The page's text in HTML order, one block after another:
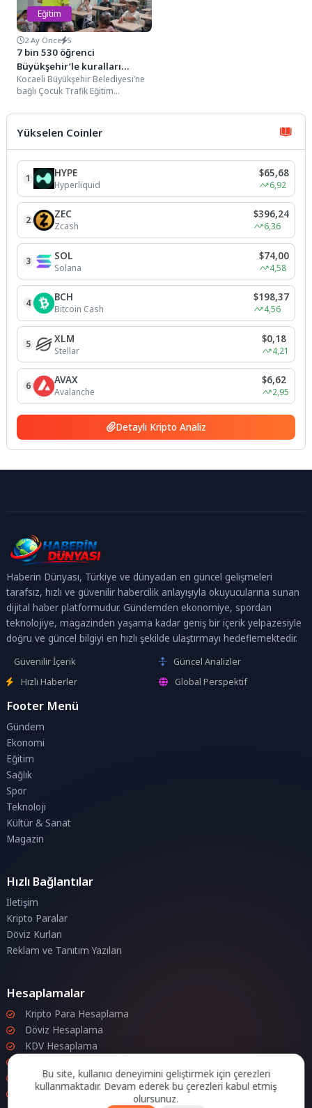
Eğitim
2 Ay Önce 5
7 bin 530 öğrenci
Büyükşehir’le kuralları
öğrendi
Kocaeli Büyükşehir Belediyesi’ne
bağlı Çocuk Trafik Eğitim
öğretim yılında düzenlenen 270
eğitim...
Yükselen Coinler
1 HYPE
Hyperliquid
$65,68
6,92
2 ZEC
Zcash
$396,24
6,36
3 SOL
Solana
$74,00
4,58
4 BCH
Bitcoin Cash
$198,37
4,56
5 XLM
Stellar
$0,18
4,21
6 AVAX
Avalanche
$6,62
2,95
Detaylı Kripto Analiz
Haberin Dünyası, Türkiye ve dünyadan en güncel gelişmeleri
tarafsız, hızlı ve güvenilir habercilik anlayışıyla okuyucularına sunan
dijital haber platformudur. Gündemden ekonomiye, spordan
teknolojiye, magazinden yaşama kadar geniş bir içerik yelpazesiyle
doğru ve güncel bilgiyi en hızlı şekilde ulaştırmayı hedeflemektedir.
Güvenilir İçerik
Güncel Analizler
Hızlı Haberler
Global Perspektif
Footer Menü
Gündem
Ekonomi
Eğitim
Sağlık
Spor
Teknoloji
Kültür & Sanat
Magazin
Hızlı Bağlantılar
İletişim
Kripto Paralar
Döviz Kurları
Reklam ve Tanıtım Yazıları
Hesaplamalar
Kripto Para Hesaplama
Döviz Hesaplama
KDV Hesaplama
Zam Hesaplama
Bileşik Hesaplama
Bu site, kullanıcı deneyimini geliştirmek için çerezleri
kullanmaktadır. Devam ederek bu çerezleri kabul etmiş
olursunuz.